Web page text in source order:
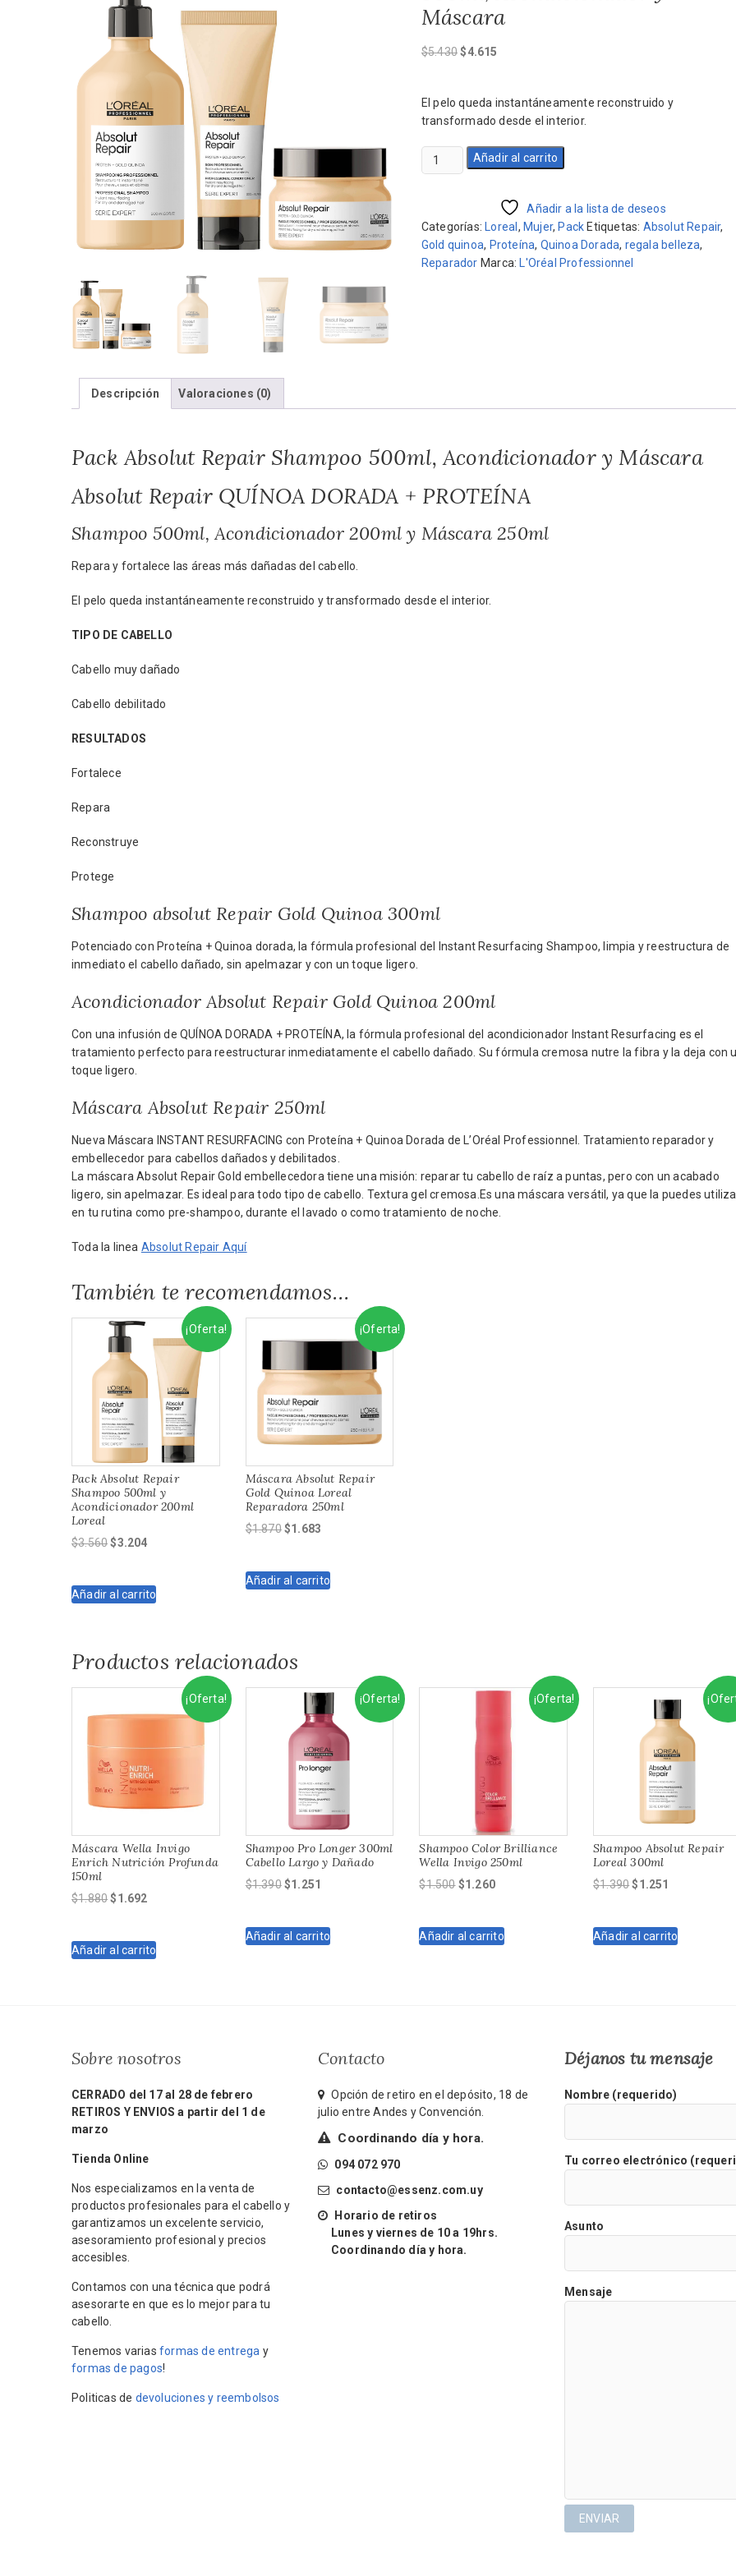
Máscara
$5.430El
era:
$5.430.
$4.615
es:
$4.615.
El pelo queda instantáneamente reconstruido y
transformado desde el interior.
Pack
Absolut
500ml,
Acondicionador
y
Añadir al carrito
Añadir a la lista de deseos
Categorías:
Loreal , Mujer, Pack Etiquetas: Absolut Repair,
Gold quinoa, Proteína, Quinoa Dorada, regala belleza,
Reparador Marca: L'Oréal Professionnel
Descripción Valoraciones (0)
Pack Absolut Repair Shampoo 500ml, Acondicionador y Máscara
Absolut RepairQUÍNOA DORADA + PROTEÍNA
Shampoo 500ml, Acondicionador 200ml y Máscara 250ml
Repara y fortalece las áreas más dañadas del cabello.
El pelo queda instantáneamente reconstruido y transformado desde el interior.
TIPO DE CABELLO
Cabello muy dañado
Cabello debilitado
RESULTADOS
Fortalece
Repara
Reconstruye
Protege
Shampoo absolut Repair Gold Quinoa 300ml
Potenciado con Proteína + Quinoa dorada, la fórmula profesional del Instant Resurfacing Shampoo, limpia y reestructura de
inmediato el cabello dañado, sin apelmazar y con un toque ligero.
Acondicionador Absolut Repair Gold Quinoa 200ml
Con una infusión de QUÍNOA DORADA + PROTEÍNA, la fórmula profesional del acondicionador Instant Resurfacing es el
tratamiento perfecto para reestructurar inmediatamente el cabello dañado. Su fórmula cremosa nutre la fibra y la deja con
toque ligero.
Máscara Absolut Repair 250ml
Nueva Máscara INSTANT RESURFACING con Proteína + Quinoa Dorada de L’Oréal Professionnel. Tratamiento reparador y
embellecedor para cabellos dañados y debilitados.
La máscara Absolut Repair Gold embellecedora tiene una misión: reparar tu cabello de raíz a puntas, pero con un acabado
ligero, sin apelmazar. Es ideal para todo tipo de cabello. Textura gel cremosa.Es una máscara versátil, ya que la puedes
en tu rutina como pre-shampoo, durante el lavado o como tratamiento de noche.
Toda la linea Absolut Repair Aquí
También te recomendamos…
¡Oferta!
Pack Absolut Repair
Shampoo 500ml y
Acondicionador 200ml
Loreal
$3.560El
era:
$3.204El
es:
Añadir al carrito
¡Oferta!
Máscara Absolut Repair
Gold Quinoa Loreal
Reparadora 250ml
$1.870El
era:
$1.683
es:
Añadir al carrito
Productos relacionados
¡Oferta!
Máscara Wella Invigo
Enrich Nutrición Profunda
150ml
$1.880El
era:
$1.692
es:
Añadir al carrito
¡Oferta!
Shampoo Pro Longer 300ml
Cabello Largo y Dañado
$1.390El
era:
$1.251
es:
Añadir al carrito
¡Oferta!
Shampoo Color Brilliance
Wella Invigo 250ml
$1.500 El
era:
$1.260El
es:
Añadir al carrito
Shampoo Absolut Repair
Loreal 300ml
$1.390El
era:
$1.251
es:
Añadir al carrito
Sobre nosotros
CERRADO del 17 al 28 de febrero
RETIROS Y ENVIOS a partir del 1 de
marzo
Tienda Online
Nos especializamos en la venta de
productos profesionales para el cabello y
garantizamos un excelente servicio,
asesoramiento profesional y precios
accesibles.
Contamos con una técnica que podrá
asesorarte en que es lo mejor para tu
cabello.
Tenemos varias formas de entrega y
formas de pagos!
Politicas de devoluciones y reembolsos
Contacto
Opción de retiro en el depósito, 18 de
julio entre Andes y Convención.
Coordinando día y hora.
094 072 970
contacto@essenz.com.uy
Horario de retiros
Lunes y viernes de 10 a 19hrs.
Coordinando día y hora.
Déjanos tu mensaje
Nombre (requerido)
Tu correo electrónico
Asunto
Mensaje